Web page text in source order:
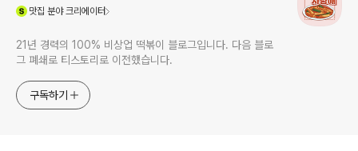
맛집 분야 크리에이터
21년 경력의 100% 비상업 떡볶이 블로그입니다. 다음 블로
그 폐쇄로 티스토리로 이전했습니다.
구독하기